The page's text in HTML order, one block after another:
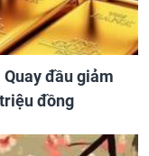
đầu giảm
đồng